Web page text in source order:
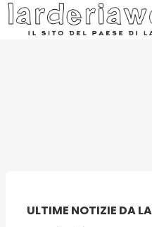
ULTIME NOTIZIE DA